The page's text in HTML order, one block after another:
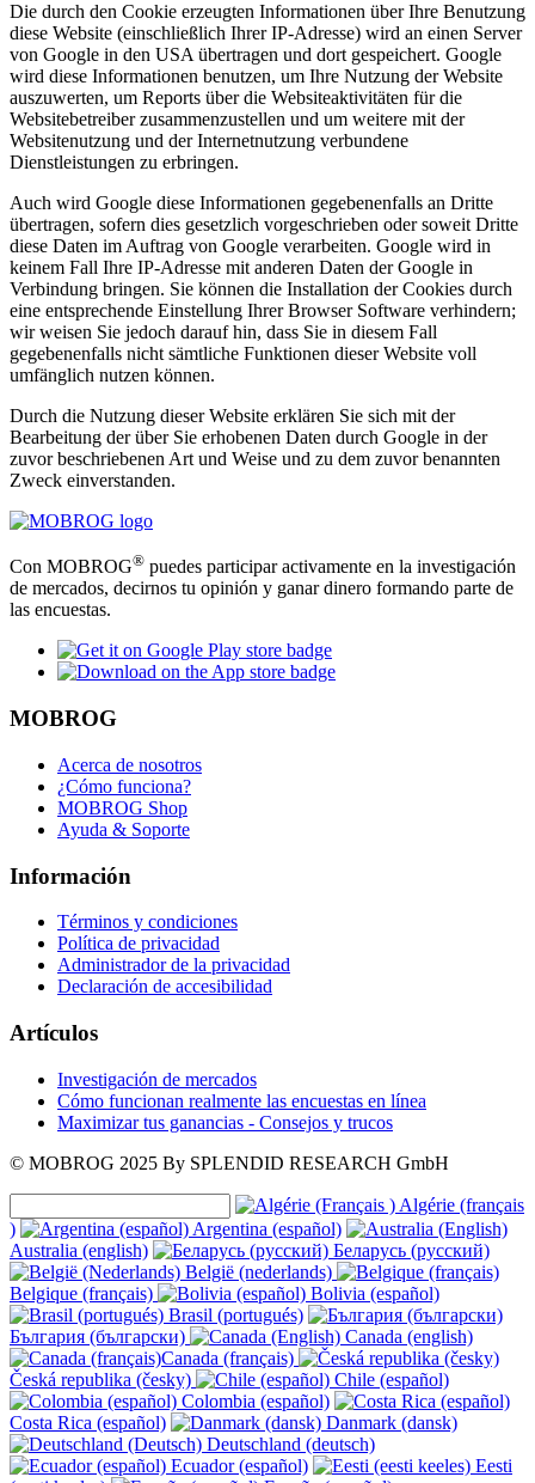
Die durch den Cookie erzeugten Informationen über Ihre Benutzung
diese Website (einschließlich Ihrer IP-Adresse) wird an einen Server
von Google in den USA übertragen und dort gespeichert. Google
wird diese Informationen benutzen, um Ihre Nutzung der Website
auszuwerten, um Reports über die Websiteaktivitäten für die
Websitebetreiber zusammenzustellen und um weitere mit der
Websitenutzung und der Internetnutzung verbundene
Dienstleistungen zu erbringen.
Auch wird Google diese Informationen gegebenenfalls an Dritte
übertragen, sofern dies gesetzlich vorgeschrieben oder soweit Dritte
diese Daten im Auftrag von Google verarbeiten. Google wird in
keinem Fall Ihre IP-Adresse mit anderen Daten der Google in
Verbindung bringen. Sie können die Installation der Cookies durch
eine entsprechende Einstellung Ihrer Browser Software verhindern;
wir weisen Sie jedoch darauf hin, dass Sie in diesem Fall
gegebenenfalls nicht sämtliche Funktionen dieser Website voll
umfänglich nutzen können.
Durch die Nutzung dieser Website erklären Sie sich mit der
Bearbeitung der über Sie erhobenen Daten durch Google in der
zuvor beschriebenen Art und Weise und zu dem zuvor benannten
Zweck einverstanden.
Con MOBROG® puedes participar activamente en la investigación
de mercados, decirnos tu opinión y ganar dinero formando parte de
las encuestas.
MOBROG
Acerca de nosotros
¿Cómo funciona?
MOBROG Shop
Ayuda & Soporte
Información
Términos y condiciones
Política de privacidad
Administrador de la privacidad
Declaración de accesibilidad
Artículos
Investigación de mercados
Cómo funcionan realmente las encuestas en línea
Maximizar tus ganancias - Consejos y trucos
© MOBROG 2025 By SPLENDID RESEARCH GmbH
Algérie (français
)
Argentina (español)
Australia (english)
Беларусь (русский)
België (nederlands)
Belgique (français)
Bolivia (español)
Brasil (portugués)
България (български)
Canada (english)
Canada (français)
Česká republika (česky)
Chile (español)
Colombia (español)
Costa Rica (español)
Danmark (dansk)
Deutschland (deutsch)
Ecuador (español)
Eesti